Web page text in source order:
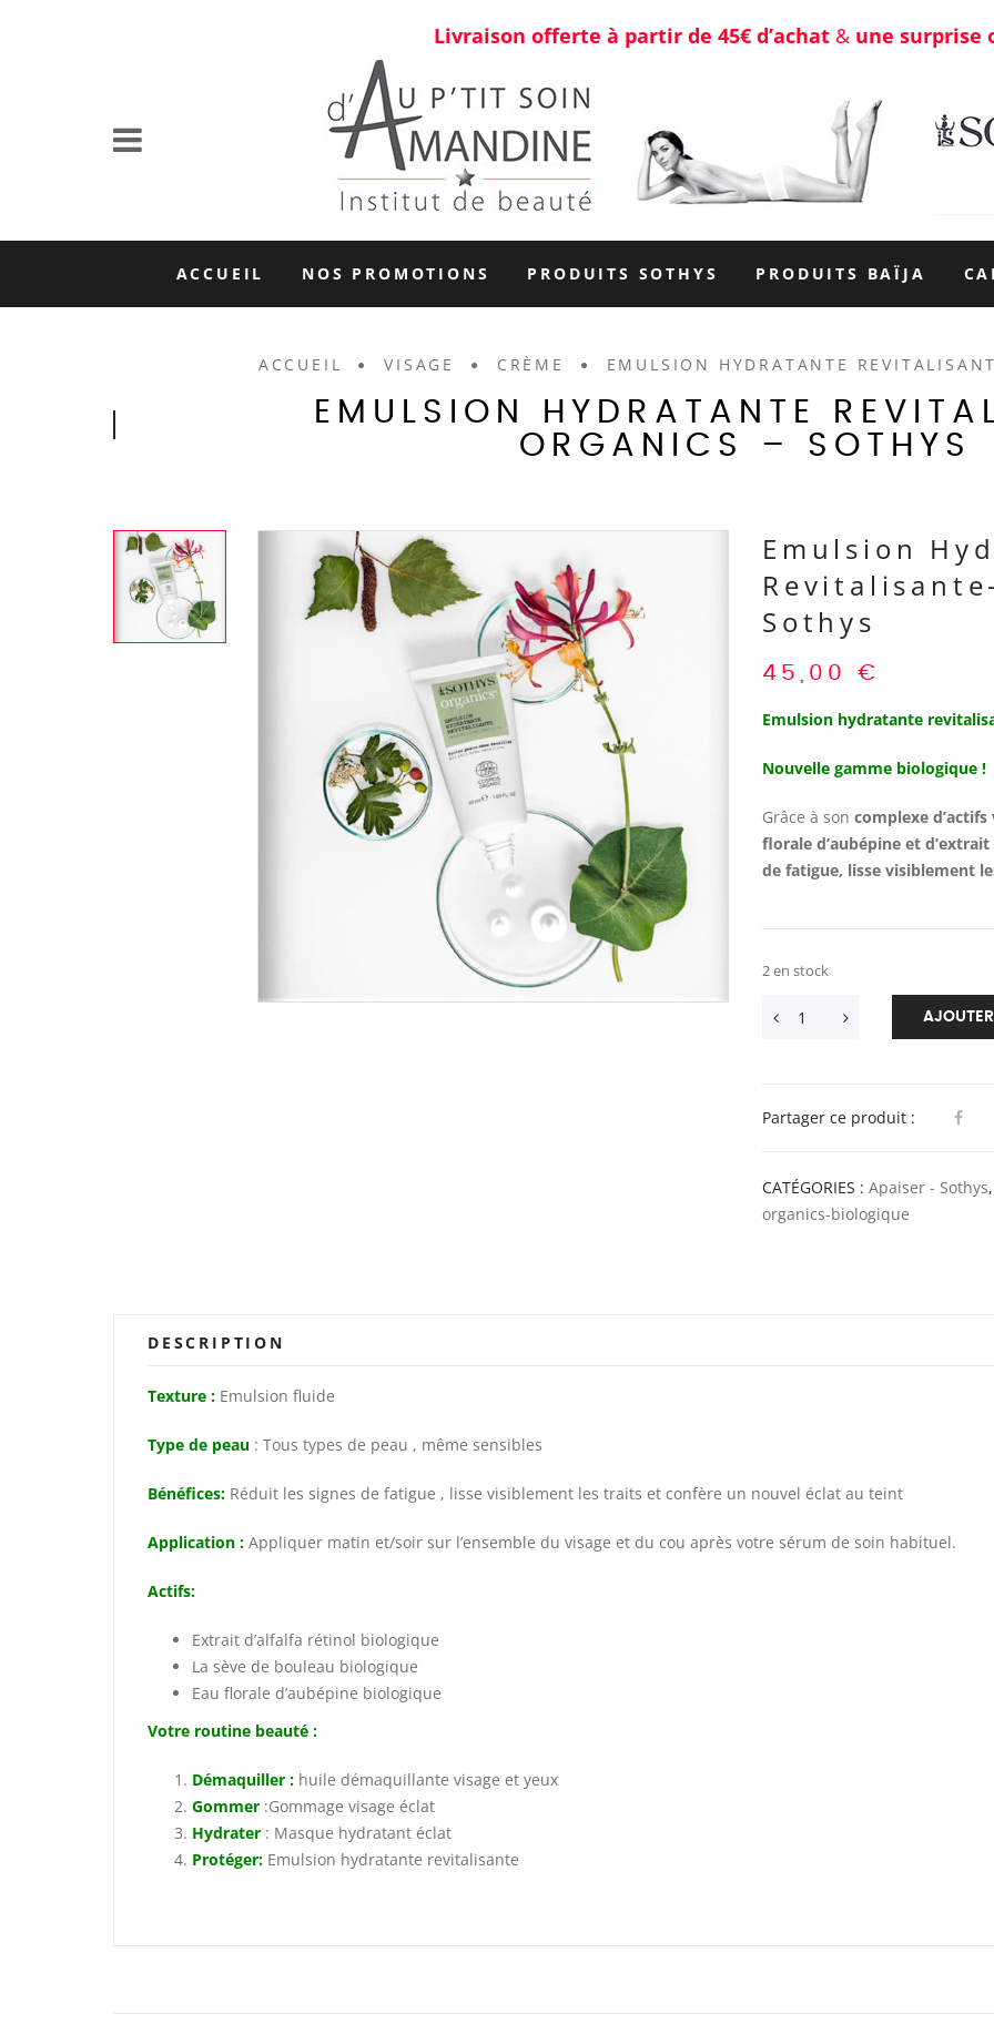
Livraison offerte à partir de 45€ d’achat & une surprise
ACCUEIL NOS PROMOTIONS PRODUITS SOTHYS PRODUITS BAÏJA
ACCUEIL VISAGE CRÈME EMULSION HYDRATANTE
EMULSION HYDRATANTE
ORGANICS – SOTHYS
Emulsion
Sothys
45,00 €
Emulsion hydratante
Nouvelle gamme biologique !
Grâce à son complexe
florale d’aubépine et
de fatigue, lisse visiblement
2 en stock
Partager ce produit :
CATÉGORIES : Apaiser - Sothys
organics-biologique
DESCRIPTION
Texture : Emulsion fluide
Type de peau : Tous types de peau , même sensibles
Bénéfices: Réduit les signes de fatigue , lisse visiblement les traits et confère un nouvel éclat au teint
Application : Appliquer matin et/soir sur l’ensemble du visage et du cou après votre sérum de soin habituel.
Actifs:
Extrait d’alfalfa rétinol biologique
La sève de bouleau biologique
Eau florale d’aubépine biologique
Votre routine beauté :
Démaquiller : huile démaquillante visage et yeux
Gommer :Gommage visage éclat
Hydrater : Masque hydratant éclat
Protéger: Emulsion hydratante revitalisante